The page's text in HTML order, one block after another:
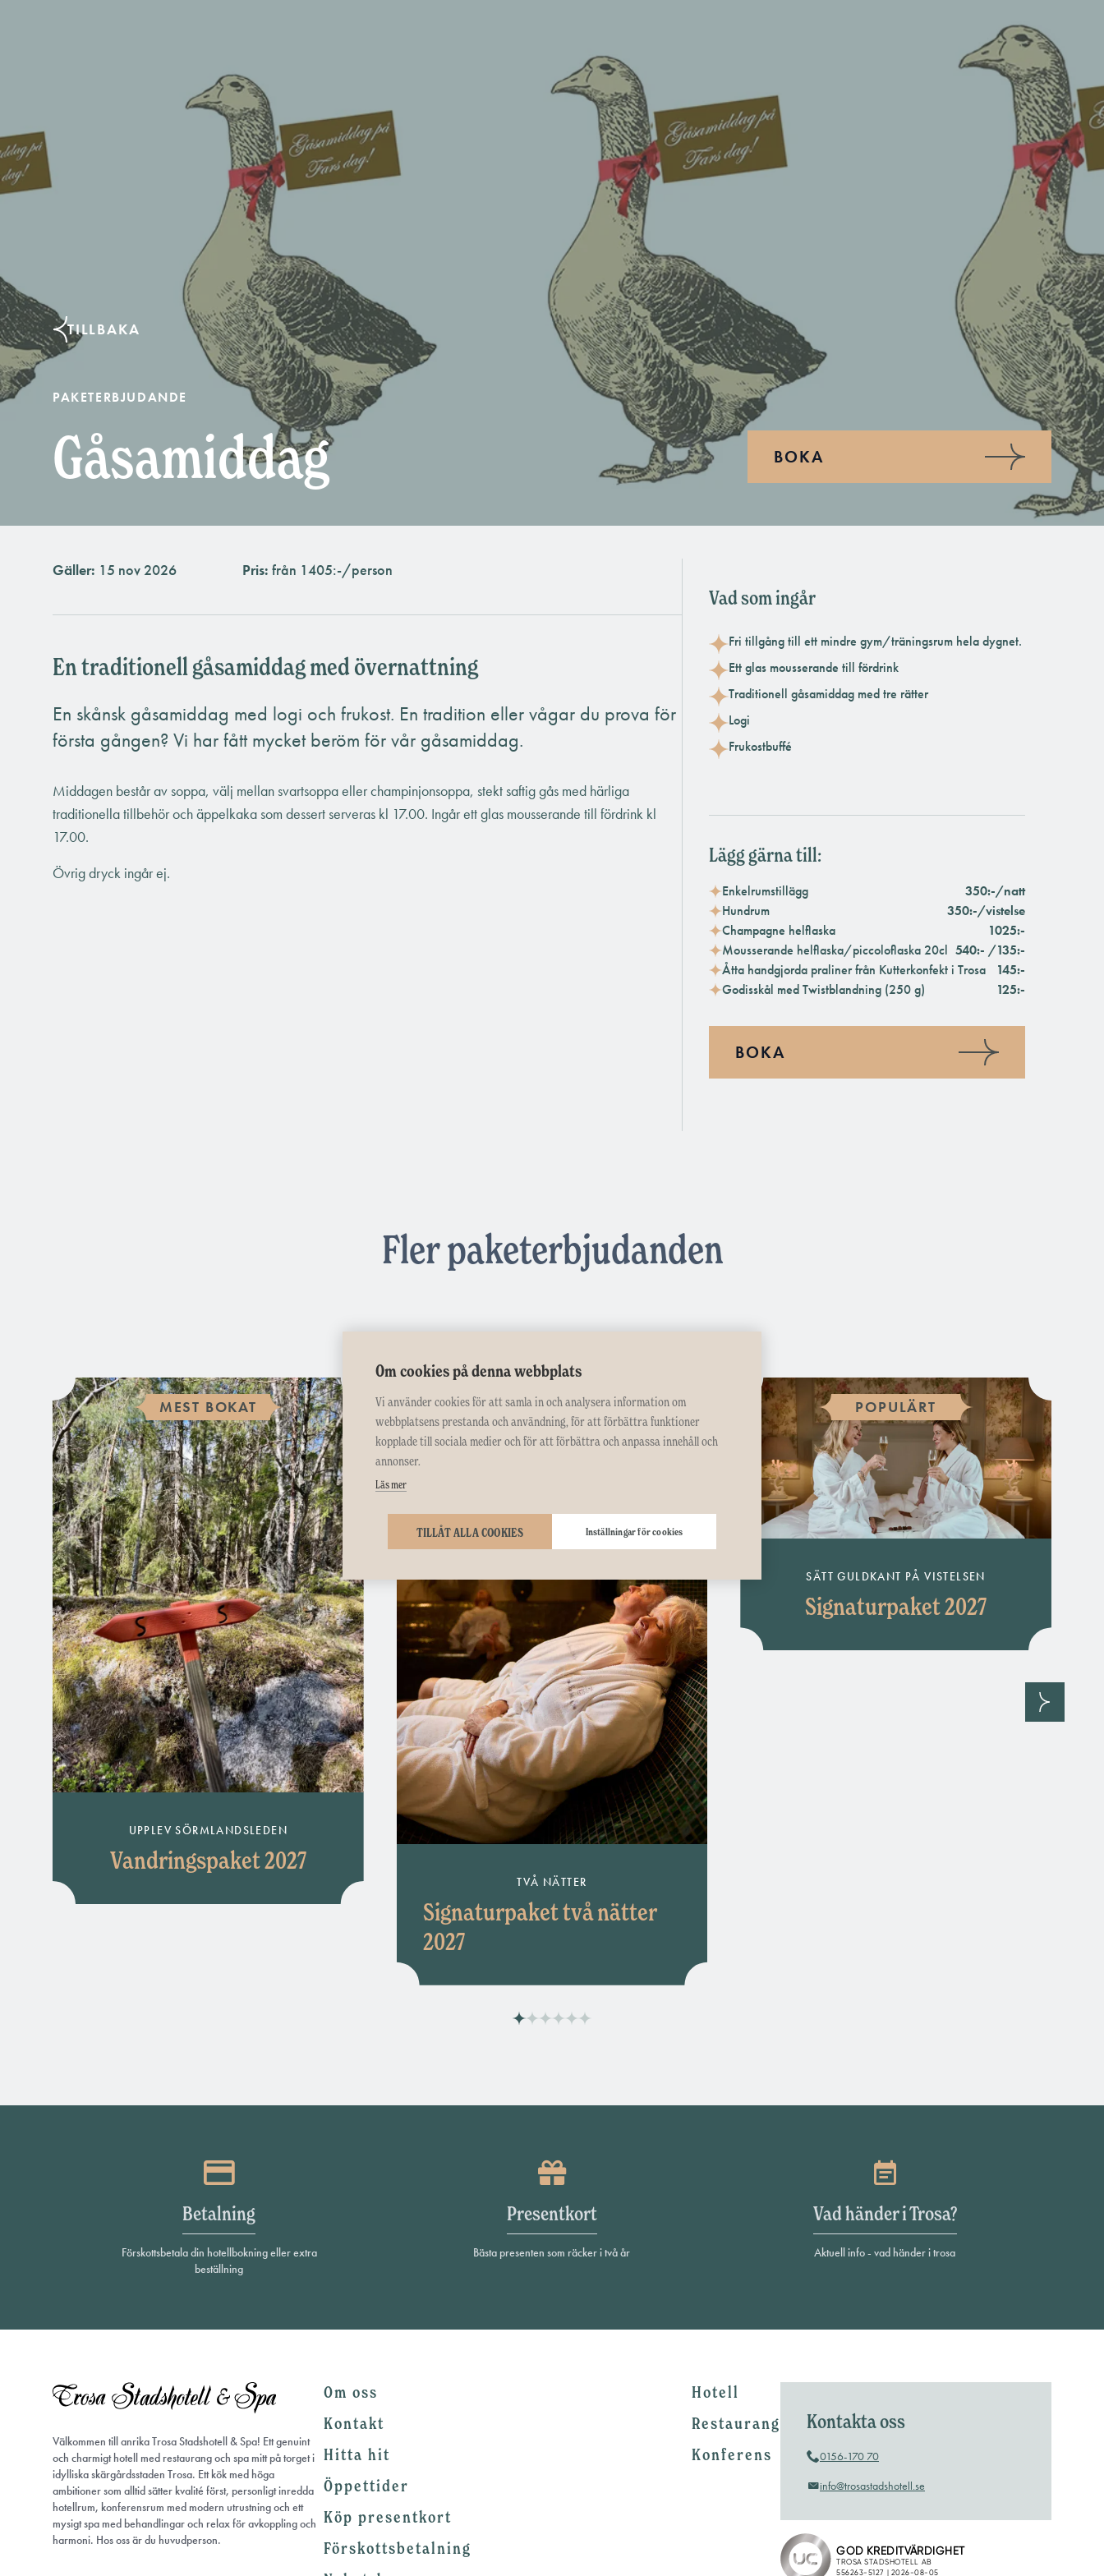
TILLBAKA
PAKETERBJUDANDE
Gåsamiddag BOKA
Gäller: 15 nov 2026 Pris: från 1405:-/person
En traditionell gåsamiddag med övernattning
En skånsk gåsamiddag med logi och frukost. En tradition eller vågar du prova för
första gången? Vi har fått mycket beröm för vår gåsamiddag.
Middagen består av soppa, välj mellan svartsoppa eller champinjonsoppa, stekt saftig gås med härliga
traditionella tillbehör och äppelkaka som dessert serveras kl 17.00. Ingår ett glas mousserande till fördrink kl
17.00.
Övrig dryck ingår ej.
Vad som ingår
Fri tillgång till ett mindre gym/träningsrum hela dygnet.
Ett glas mousserande till fördrink
Traditionell gåsamiddag med tre rätter
Logi
Frukostbuffé
Lägg gärna till:
Enkelrumstillägg
350:-/natt
Hundrum
350:-/vistelse
Champagne helflaska
1025:-
Mousserande helflaska/piccoloflaska 20cl 540:- /135:-
Åtta handgjorda praliner från Kutterkonfekt i Trosa
145:-
Godisskål med Twistblandning (250 g)
125:-
BOKA
Fler paketerbjudanden
MEST BOKAT
UPPLEV SÖRMLANDSLEDEN
Vandringspaket 2027
DET BÄSTA
TVÅ NÄTTER
Signaturpaket två nätter
2027
POPULÄRT
VAL
SÄTT GULDKANT PÅ VISTELSEN
Signaturpaket 2027
Betalning
Förskottsbetala din hotellbokning eller extra
beställning
Presentkort
Bästa presenten som räcker i två år
Vad händer i Trosa?
Aktuell info - vad händer i trosa
Välkommen till anrika Trosa Stadshotell & Spa! Ett genuint
och charmigt hotell med restaurang och spa mitt på torget i
idylliska skärgårdsstaden Trosa. Ett kök med höga
ambitioner som alltid sätter kvalité först, personligt inredda
hotellrum, konferensrum med modern utrustning och ett
mysigt spa med behandlingar och relax för avkoppling och
harmoni. Hos oss är du huvudperson.
Om oss
Kontakt
Hitta hit
Öppettider
Köp presentkort
Förskottsbetalning
Hotell
Restaurang
Konferens
Kontakta oss
0156-170 70
info@trosastadshotell.se
Om cookies på denna webbplats
Vi använder cookies för att samla in och analysera information om
webbplatsens prestanda och användning, för att förbättra funktioner
kopplade till sociala medier och för att förbättra och anpassa innehåll och
annonser.
Läs mer
TILLÅT ALLA COOKIES Inställningar för cookies